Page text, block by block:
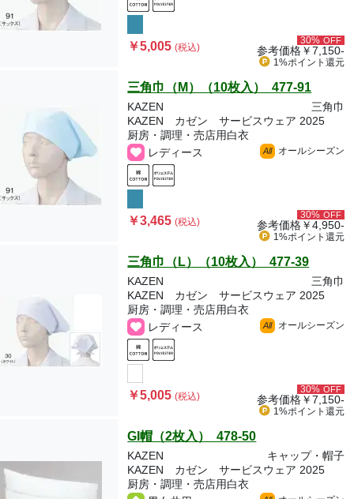
￥5,005(税込)
30% OFF
参考価格￥7,150-
1%ポイント 還元
三角巾（M）（10枚入） 477-91
KAZEN
三角巾
KAZEN カゼン サービスウェア 2025
厨房・調理・売店用白衣
レディース
All オールシーズン
￥3,465(税込)
30% OFF
参考価格￥4,950-
1%ポイント 還元
三角巾（L）（10枚入） 477-39
KAZEN
三角巾
KAZEN カゼン サービスウェア 2025
厨房・調理・売店用白衣
レディース
All オールシーズン
￥5,005(税込)
30% OFF
参考価格￥7,150-
1%ポイント 還元
GI帽（2枚入） 478-50
KAZEN
キャップ・帽子
KAZEN カゼン サービスウェア 2025
厨房・調理・売店用白衣